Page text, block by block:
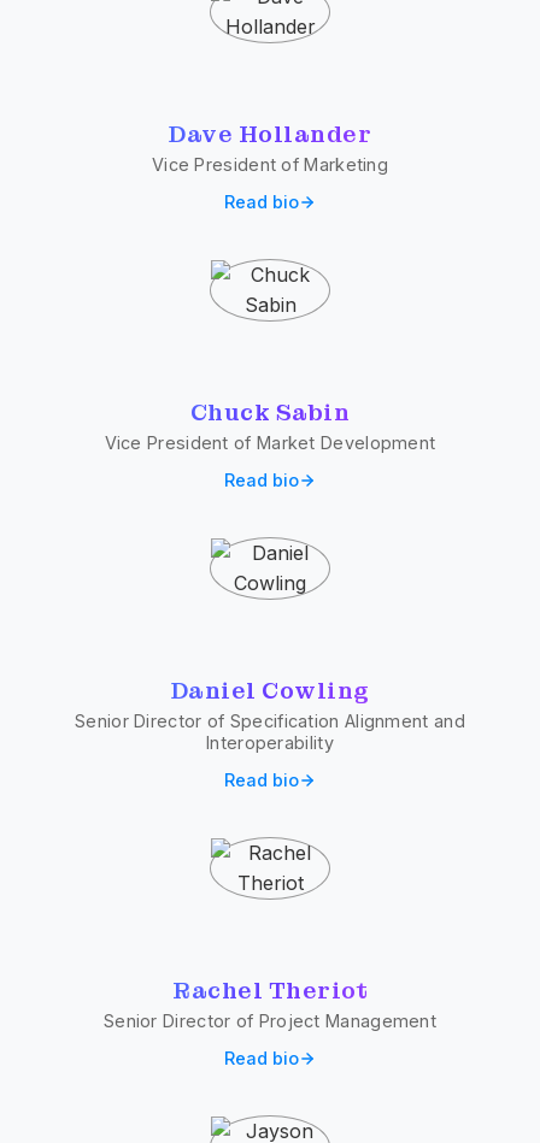
Dave Hollander
Vice President of Marketing
Read bio
Chuck Sabin
Vice President of Market Development
Read bio
Daniel Cowling
Senior Director of Specification Alignment and
Interoperability
Read bio
Rachel Theriot
Senior Director of Project Management
Read bio